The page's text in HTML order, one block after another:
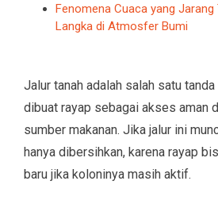
Fenomena Cuaca yang Jarang
Langka di Atmosfer Bumi
Jalur tanah adalah salah satu
dibuat rayap sebagai akses aman
sumber makanan. Jika jalur ini
hanya dibersihkan, karena rayap
baru jika koloninya masih aktif.